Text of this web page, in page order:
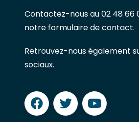
Contactez-nous au 02 48 66
notre formulaire de contact.
Retrouvez-nous également
sociaux.